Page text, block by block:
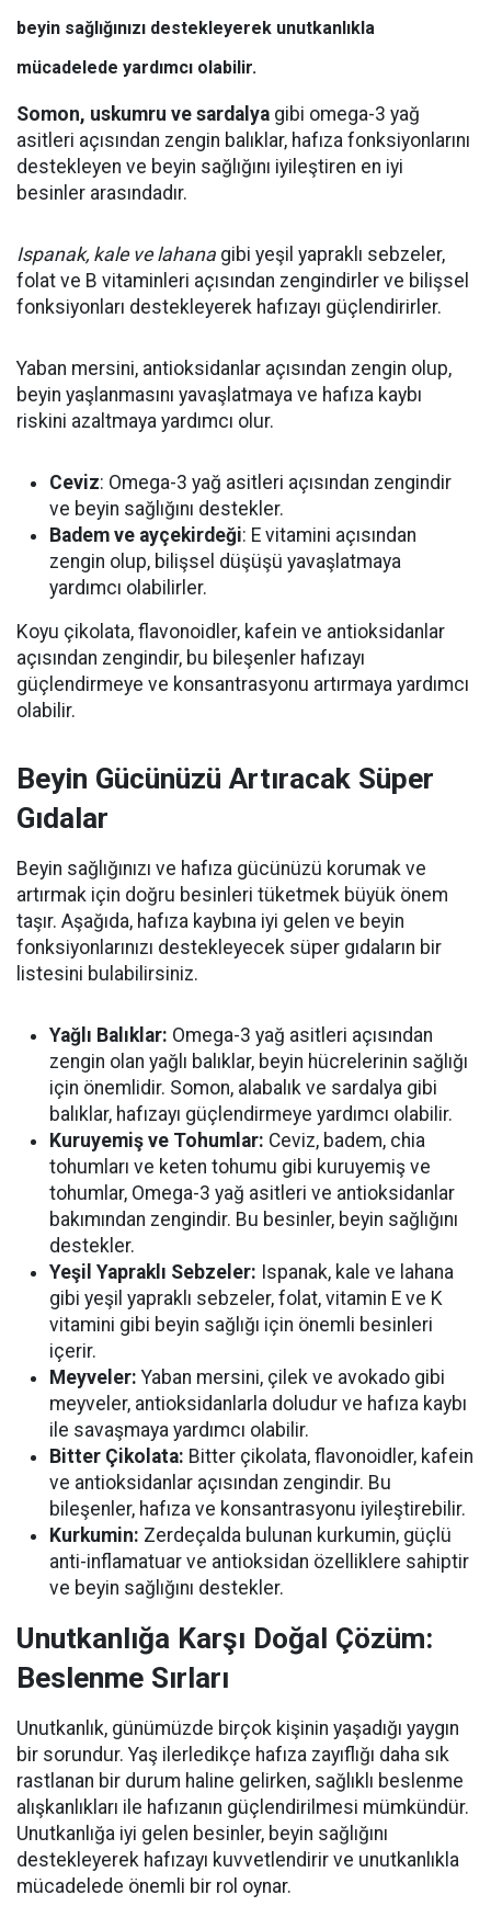
beyin sağlığınızı destekleyerek unutkanlıkla
mücadelede yardımcı olabilir.
Somon, uskumru ve sardalya gibi omega-3 yağ
asitleri açısından zengin balıklar, hafıza fonksiyonlarını
destekleyen ve beyin sağlığını iyileştiren en iyi
besinler arasındadır.
Ispanak, kale ve lahana gibi yeşil yapraklı sebzeler,
folat ve B vitaminleri açısından zengindirler ve bilişsel
fonksiyonları destekleyerek hafızayı güçlendirirler.
Yaban mersini, antioksidanlar açısından zengin olup,
beyin yaşlanmasını yavaşlatmaya ve hafıza kaybı
riskini azaltmaya yardımcı olur.
Ceviz: Omega-3 yağ asitleri açısından zengindir
ve beyin sağlığını destekler.
Badem ve ayçekirdeği: E vitamini açısından
zengin olup, bilişsel düşüşü yavaşlatmaya
yardımcı olabilirler.
Koyu çikolata, flavonoidler, kafein ve antioksidanlar
açısından zengindir, bu bileşenler hafızayı
güçlendirmeye ve konsantrasyonu artırmaya yardımcı
olabilir.
Beyin Gücünüzü Artıracak Süper
Gıdalar
Beyin sağlığınızı ve hafıza gücünüzü korumak ve
artırmak için doğru besinleri tüketmek büyük önem
taşır. Aşağıda, hafıza kaybına iyi gelen ve beyin
fonksiyonlarınızı destekleyecek süper gıdaların bir
listesini bulabilirsiniz.
Yağlı Balıklar: Omega-3 yağ asitleri açısından
zengin olan yağlı balıklar, beyin hücrelerinin sağlığı
için önemlidir. Somon, alabalık ve sardalya gibi
balıklar, hafızayı güçlendirmeye yardımcı olabilir.
Kuruyemiş ve Tohumlar: Ceviz, badem, chia
tohumları ve keten tohumu gibi kuruyemiş ve
tohumlar, Omega-3 yağ asitleri ve antioksidanlar
bakımından zengindir. Bu besinler, beyin sağlığını
destekler.
Yeşil Yapraklı Sebzeler: Ispanak, kale ve lahana
gibi yeşil yapraklı sebzeler, folat, vitamin E ve K
vitamini gibi beyin sağlığı için önemli besinleri
içerir.
Meyveler: Yaban mersini, çilek ve avokado gibi
meyveler, antioksidanlarla doludur ve hafıza kaybı
ile savaşmaya yardımcı olabilir.
Bitter Çikolata: Bitter çikolata, flavonoidler, kafein
ve antioksidanlar açısından zengindir. Bu
bileşenler, hafıza ve konsantrasyonu iyileştirebilir.
Kurkumin: Zerdeçalda bulunan kurkumin, güçlü
anti-inflamatuar ve antioksidan özelliklere sahiptir
ve beyin sağlığını destekler.
Unutkanlığa Karşı Doğal Çözüm:
Beslenme Sırları
Unutkanlık, günümüzde birçok kişinin yaşadığı yaygın
bir sorundur. Yaş ilerledikçe hafıza zayıflığı daha sık
rastlanan bir durum haline gelirken, sağlıklı beslenme
alışkanlıkları ile hafızanın güçlendirilmesi mümkündür.
Unutkanlığa iyi gelen besinler, beyin sağlığını
destekleyerek hafızayı kuvvetlendirir ve unutkanlıkla
mücadelede önemli bir rol oynar.